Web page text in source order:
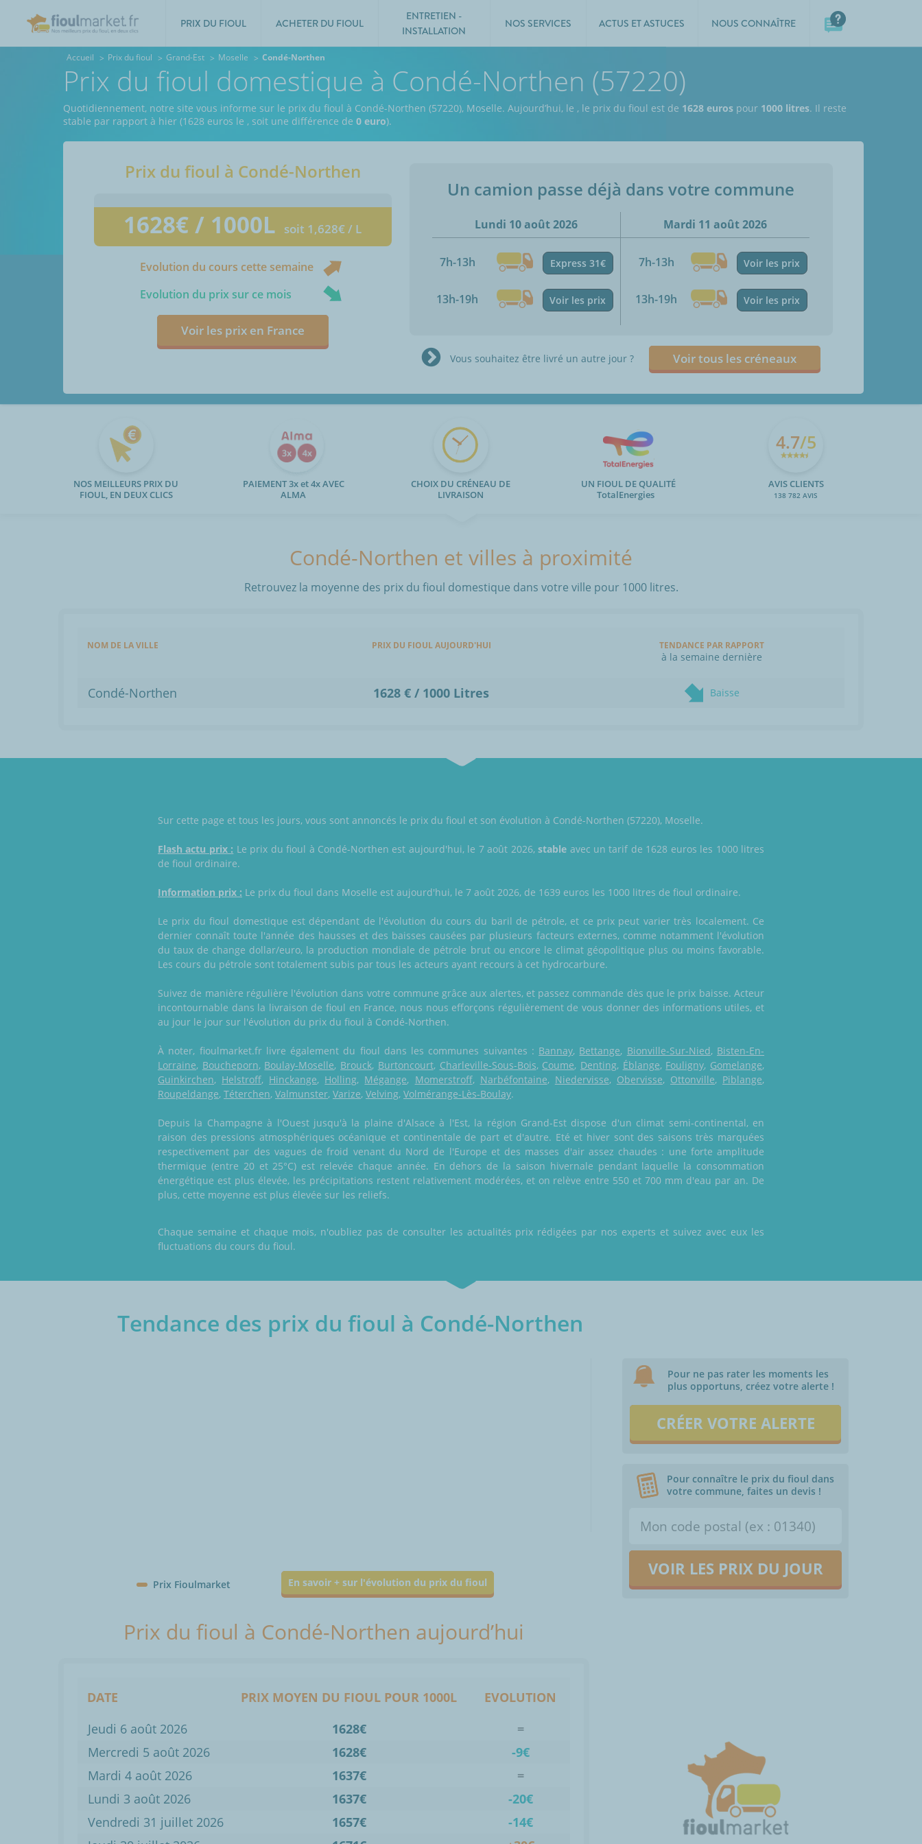
PRIX DU FIOUL ACHETER DU FIOUL
ENTRETIEN -
INSTALLATION
NOS SERVICES ACTUS ET ASTUCES NOUS CONNAÎTRE
Accueil Prix du fioul Grand-Est Moselle Condé-Northen
Prix du fioul domestique à Condé-Northen (57220)
Quotidiennement, notre site vous informe sur le prix du fioul à Condé-Northen (57220), Moselle. Aujourd’hui, le , le prix du fioul est de 1628 euros pour 1000 litres. Il reste
stable par rapport à hier (1628 euros le , soit une différence de 0 euro).
Prix du fioul à Condé-Northen
1628€ / 1000L soit 1,628€ / L
Evolution du cours cette semaine
Evolution du prix sur ce mois
Voir les prix en France
Un camion passe déjà dans votre commune
Lundi 10 août 2026
7h-13h Express 31€
13h-19h Voir les prix
Mardi 11 août 2026
7h-13h Voir les prix
13h-19h Voir les prix
Vous souhaitez être livré un autre jour ? Voir tous les créneaux
NOS MEILLEURS PRIX DU
FIOUL, EN DEUX CLICS
PAIEMENT 3x et 4x AVEC
ALMA
CHOIX DU CRÉNEAU DE
LIVRAISON
UN FIOUL DE QUALITÉ
TotalEnergies
4.7/5
AVIS CLIENTS
138 782 AVIS
Condé-Northen et villes à proximité
Retrouvez la moyenne des prix du fioul domestique dans votre ville pour 1000 litres.
NOM DE LA VILLE PRIX DU FIOUL AUJOURD'HUI TENDANCE PAR RAPPORT
à la semaine dernière
Condé-Northen 1628 € / 1000 Litres Baisse
Sur cette page et tous les jours, vous sont annoncés le prix du fioul et son évolution à Condé-Northen (57220), Moselle.
Flash actu prix : Le prix du fioul à Condé-Northen est aujourd'hui, le 7 août 2026,stable avec un tarif de 1628 euros les 1000 litres
de fioul ordinaire.
Information prix : Le prix du fioul dans Moselle est aujourd'hui, le 7 août 2026, de 1639 euros les 1000 litres de fioul ordinaire.
Le prix du fioul domestique est dépendant de l'évolution du cours du baril de pétrole, et ce prix peut varier très localement. Ce
dernier connaît toute l'année des hausses et des baisses causées par plusieurs facteurs externes, comme notamment l'évolution
du taux de change dollar/euro, la production mondiale de pétrole brut ou encore le climat géopolitique plus ou moins favorable.
Les cours du pétrole sont totalement subis par tous les acteurs ayant recours à cet hydrocarbure.
Suivez de manière régulière l'évolution dans votre commune grâce aux alertes, et passez commande dès que le prix baisse. Acteur
incontournable dans la livraison de fioul en France, nous nous efforçons régulièrement de vous donner des informations utiles, et
au jour le jour sur l'évolution du prix du fioul à Condé-Northen.
À noter, fioulmarket.fr livre également du fioul dans les communes suivantes : Bannay, Bettange, Bionville-Sur-Nied, Bisten-En-
Lorraine, Boucheporn, Boulay-Moselle, Brouck, Burtoncourt, Charleville-Sous-Bois, Coume, Denting, Éblange, Fouligny, Gomelange,
Guinkirchen, Helstroff, Hinckange, Holling, Mégange, Momerstroff, Narbéfontaine, Niedervisse, Obervisse, Ottonville, Piblange,
Roupeldange, Téterchen, Valmunster, Varize, Velving, Volmérange-Lès-Boulay.
Depuis la Champagne à l'Ouest jusqu'à la plaine d'Alsace à l'Est, la région Grand-Est dispose d'un climat semi-continental, en
raison des pressions atmosphériques océanique et continentale de part et d'autre. Eté et hiver sont des saisons très marquées
respectivement par des vagues de froid venant du Nord de l'Europe et des masses d'air assez chaudes : une forte amplitude
thermique (entre 20 et 25°C) est relevée chaque année. En dehors de la saison hivernale pendant laquelle la consommation
énergétique est plus élevée, les précipitations restent relativement modérées, et on relève entre 550 et 700 mm d'eau par an. De
plus, cette moyenne est plus élevée sur les reliefs.
Chaque semaine et chaque mois, n'oubliez pas de consulter les actualités prix rédigées par nos experts et suivez avec eux les
fluctuations du cours du fioul.
Tendance des prix du fioul à Condé-Northen
Prix Fioulmarket En savoir + sur l'évolution du prix du fioul
Pour ne pas rater les moments les
plus opportuns, créez votre alerte !
CRÉER VOTRE ALERTE
Pour connaître le prix du fioul dans
votre commune, faites un devis !
VOIR LES PRIX DU JOUR
Prix du fioul à Condé-Northen aujourd’hui
DATE PRIX MOYEN DU FIOUL POUR 1000L
EVOLUTION
Jeudi 6 août 2026
1628€
=
Mercredi 5 août 2026
1628€
-9€
Mardi 4 août 2026
1637€
=
Lundi 3 août 2026
1637€
-20€
Vendredi 31 juillet 2026
1657€
-14€